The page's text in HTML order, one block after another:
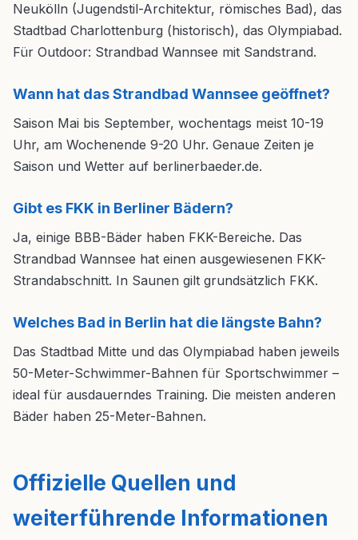
Neukölln (Jugendstil-Architektur, römisches Bad), das
Stadtbad Charlottenburg (historisch), das Olympiabad.
Für Outdoor: Strandbad Wannsee mit Sandstrand.
Wann hat das Strandbad Wannsee geöffnet?
Saison Mai bis September, wochentags meist 10-19
Uhr, am Wochenende 9-20 Uhr. Genaue Zeiten je
Saison und Wetter auf berlinerbaeder.de.
Gibt es FKK in Berliner Bädern?
Ja, einige BBB-Bäder haben FKK-Bereiche. Das
Strandbad Wannsee hat einen ausgewiesenen FKK-
Strandabschnitt. In Saunen gilt grundsätzlich FKK.
Welches Bad in Berlin hat die längste Bahn?
Das Stadtbad Mitte und das Olympiabad haben jeweils
50-Meter-Schwimmer-Bahnen für Sportschwimmer –
ideal für ausdauerndes Training. Die meisten anderen
Bäder haben 25-Meter-Bahnen.
Offizielle Quellen und
weiterführende Informationen